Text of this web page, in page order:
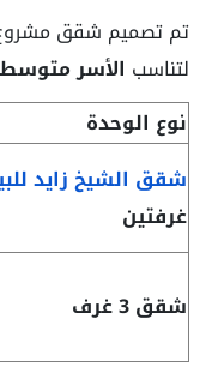
لتناسب الأسر
نوع الوحدة
شقق الشيخ زايد
غرفتين
شقق 3 غرف